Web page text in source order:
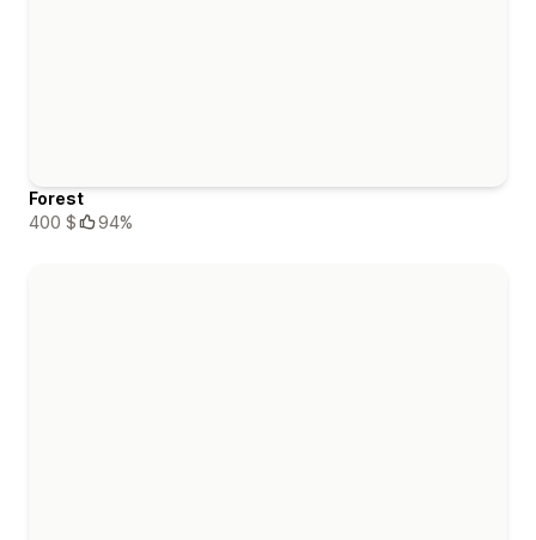
Forest
400 $
94%